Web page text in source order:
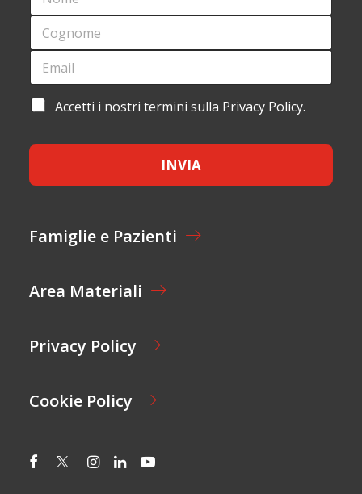
C
E
Z
N
U
M
*
C
G
O
E
E
A
I
L
A
E
T
O
*
Accetti i nostri termini sulla Privacy Policy.
INVIA
Famiglie e Pazienti
Area Materiali
Privacy Policy
Cookie Policy